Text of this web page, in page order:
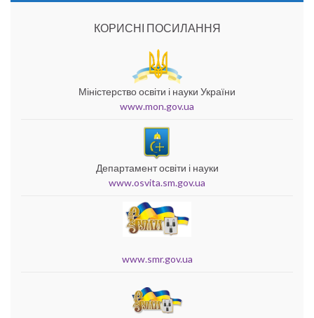
КОРИСНІ ПОСИЛАННЯ
Міністерство освіти і науки України
www.mon.gov.ua
Департамент освіти і науки
www.osvita.sm.gov.ua
www.smr.gov.ua